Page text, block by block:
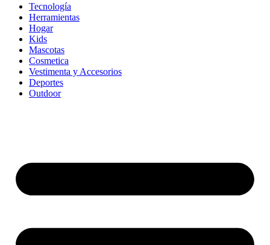
Tecnología
Herramientas
Hogar
Kids
Mascotas
Cosmetica
Vestimenta y Accesorios
Deportes
Outdoor